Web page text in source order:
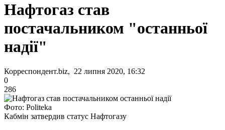
Нафтогаз став
постачальником "останньої
надії"
Корреспондент.biz, 22 липня 2020, 16:32
0
286
Фото: Politeka
Кабмін затвердив статус Нафтогазу